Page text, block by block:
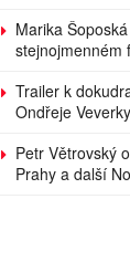
Marika
stejnojmenném
Trailer k
Ondřeje Veverky
Petr Větrovský
Prahy a další